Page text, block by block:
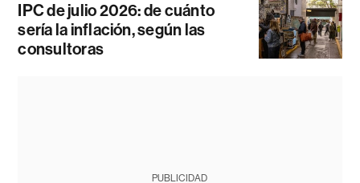
IPC de julio 2026: de cuánto
sería la inflación, según las
consultoras
PUBLICIDAD